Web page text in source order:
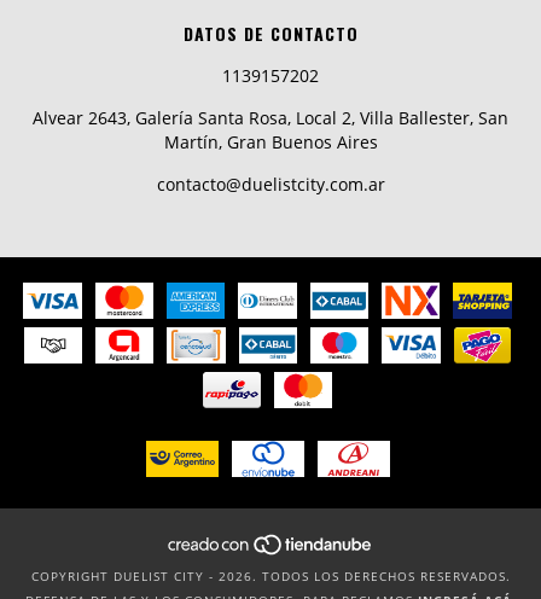
DATOS DE CONTACTO
1139157202
Alvear 2643, Galería Santa Rosa, Local 2, Villa Ballester, San
Martín, Gran Buenos Aires
contacto@duelistcity.com.ar
COPYRIGHT DUELIST CITY - 2026. TODOS LOS DERECHOS RESERVADOS.